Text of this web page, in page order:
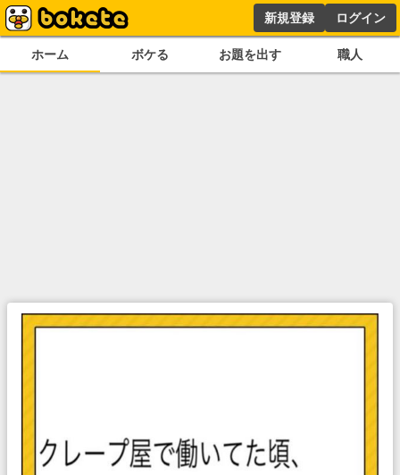
新規登録 ログイン
ホーム ボケる お題を出す 職人